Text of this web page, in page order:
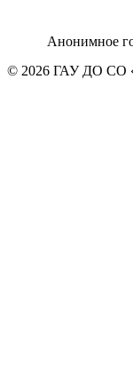
Анонимное
© 2026 ГАУ ДО СО